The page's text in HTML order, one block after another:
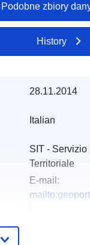
Podobne zbiory
History
28.11.2014
Italian
SIT - Servizio
Territoriale
E-mail: